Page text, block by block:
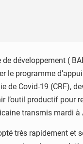
développement (
le programme
de Covid-19 (CRF),
productif pour
transmis mardi à
très rapidement et